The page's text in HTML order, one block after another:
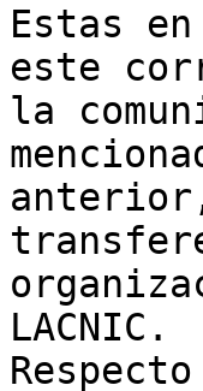
Estas
este
la
LACNIC.